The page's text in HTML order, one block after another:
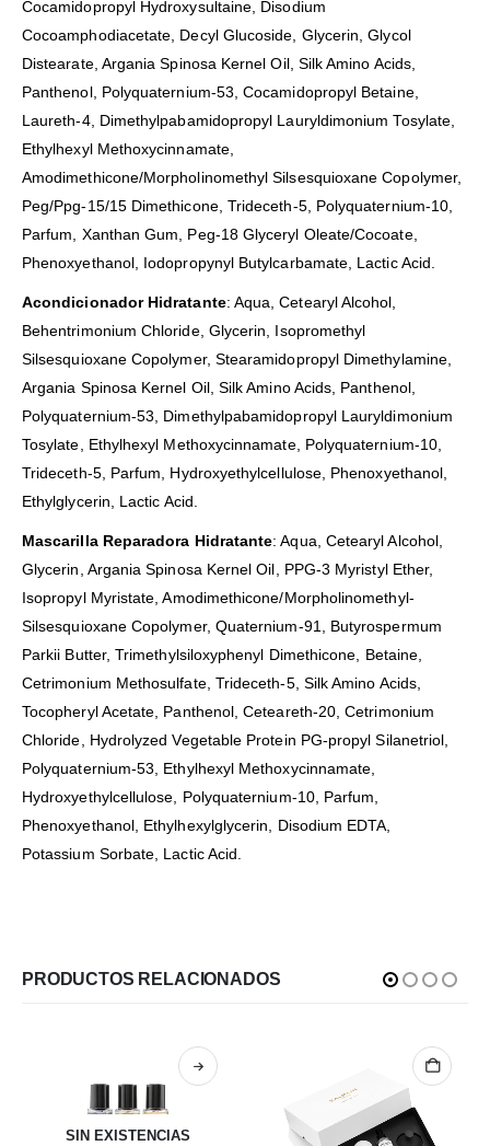
Cocamidopropyl Hydroxysultaine, Disodium
Cocoamphodiacetate, Decyl Glucoside, Glycerin, Glycol
Distearate, Argania Spinosa Kernel Oil, Silk Amino Acids,
Panthenol, Polyquaternium-53, Cocamidopropyl Betaine,
Laureth-4, Dimethylpabamidopropyl Lauryldimonium Tosylate,
Ethylhexyl Methoxycinnamate,
Amodimethicone/Morpholinomethyl Silsesquioxane Copolymer,
Peg/Ppg-15/15 Dimethicone, Trideceth-5, Polyquaternium-10,
Parfum, Xanthan Gum, Peg-18 Glyceryl Oleate/Cocoate,
Phenoxyethanol, Iodopropynyl Butylcarbamate, Lactic Acid.
Acondicionador Hidratante: Aqua, Cetearyl Alcohol,
Behentrimonium Chloride, Glycerin, Isopromethyl
Silsesquioxane Copolymer, Stearamidopropyl Dimethylamine,
Argania Spinosa Kernel Oil, Silk Amino Acids, Panthenol,
Polyquaternium-53, Dimethylpabamidopropyl Lauryldimonium
Tosylate, Ethylhexyl Methoxycinnamate, Polyquaternium-10,
Trideceth-5, Parfum, Hydroxyethylcellulose, Phenoxyethanol,
Ethylglycerin, Lactic Acid.
Mascarilla Reparadora Hidratante: Aqua, Cetearyl Alcohol,
Glycerin, Argania Spinosa Kernel Oil, PPG-3 Myristyl Ether,
Isopropyl Myristate, Amodimethicone/Morpholinomethyl-
Silsesquioxane Copolymer, Quaternium-91, Butyrospermum
Parkii Butter, Trimethylsiloxyphenyl Dimethicone, Betaine,
Cetrimonium Methosulfate, Trideceth-5, Silk Amino Acids,
Tocopheryl Acetate, Panthenol, Ceteareth-20, Cetrimonium
Chloride, Hydrolyzed Vegetable Protein PG-propyl Silanetriol,
Polyquaternium-53, Ethylhexyl Methoxycinnamate,
Hydroxyethylcellulose, Polyquaternium-10, Parfum,
Phenoxyethanol, Ethylhexylglycerin, Disodium EDTA,
Potassium Sorbate, Lactic Acid.
PRODUCTOS RELACIONADOS
SIN EXISTENCIAS